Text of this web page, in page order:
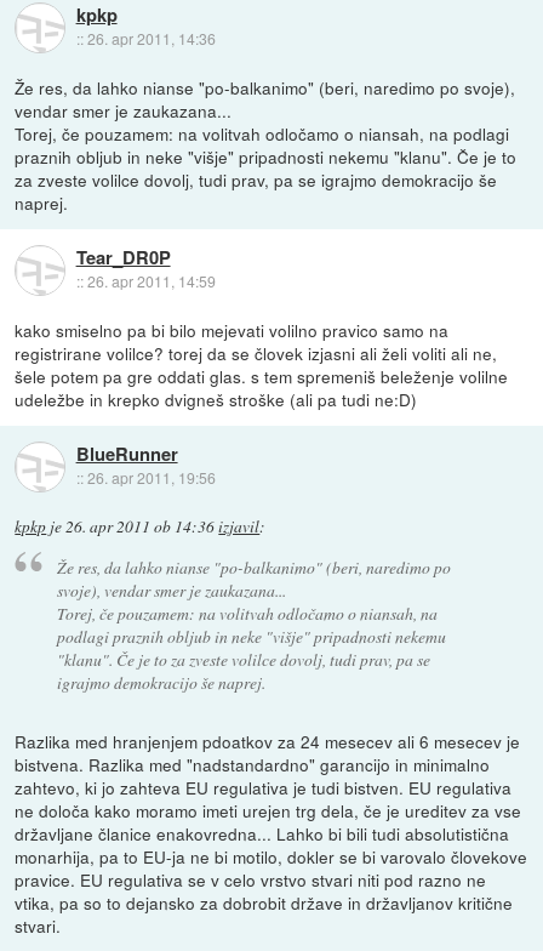
kpkp
::26. apr 2011, 14:36
Že res, da lahko nianse "po-balkanimo" (beri, naredimo po svoje),
vendar smer je zaukazana...
Torej, če pouzamem: na volitvah odločamo o niansah, na podlagi
praznih obljub in neke "višje" pripadnosti nekemu "klanu". Če je to
za zveste volilce dovolj, tudi prav, pa se igrajmo demokracijo še
naprej.
Tear_DR0P
::26. apr 2011, 14:59
kako smiselno pa bi bilo mejevati volilno pravico samo na
registrirane volilce? torej da se človek izjasni ali želi voliti ali ne,
šele potem pa gre oddati glas. s tem spremeniš beleženje volilne
udeležbe in krepko dvigneš stroške (ali pa tudi ne:D)
BlueRunner
::26. apr 2011, 19:56
kpkp je26. apr 2011 ob 14:36izjavil:
Že res, da lahko nianse "po-balkanimo" (beri, naredimo po
svoje), vendar smer je zaukazana...
Torej, če pouzamem: na volitvah odločamo o niansah, na
podlagi praznih obljub in neke "višje" pripadnosti nekemu
"klanu". Če je to za zveste volilce dovolj, tudi prav, pa se
igrajmo demokracijo še naprej.
Razlika med hranjenjem pdoatkov za 24 mesecev ali 6 mesecev je
bistvena. Razlika med "nadstandardno" garancijo in minimalno
zahtevo, ki jo zahteva EU regulativa je tudi bistven. EU regulativa
ne določa kako moramo imeti urejen trg dela, če je ureditev za vse
državljane članice enakovredna... Lahko bi bili tudi absolutistična
monarhija, pa to EU-ja ne bi motilo, dokler se bi varovalo človekove
pravice. EU regulativa se v celo vrstvo stvari niti pod razno ne
vtika, pa so to dejansko za dobrobit države in državljanov kritične
stvari.